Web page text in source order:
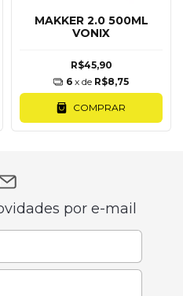
MAKKER 2.0 500ML
VONIX
R$45,90
6 x de R$8,75
COMPRAR
por e-mail